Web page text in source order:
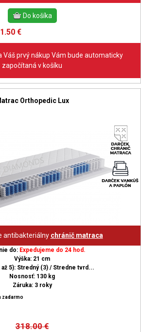
€
Váš prvý nákup Vám bude automaticky
započítaná v košíku
Orthopedic Lux
antibakteriálny chránič matraca
do: Expedujeme do 24 hod.
Výška: 21 cm
5): Stredný (3) / Stredne tvrd...
Nosnosť: 130 kg
Záruka: 3 roky
zadarmo
318.00€